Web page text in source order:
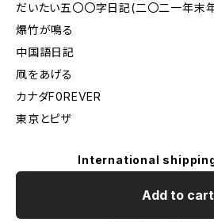
だいたい五〇〇字日記(二〇二一年末
爆竹が鳴る
中国語日記
凧をあげる
カナダF0REVER
東京とピザ
International
Add to cart